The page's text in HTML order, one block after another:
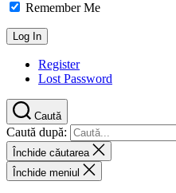
Remember Me
Register
Lost Password
Caută
Caută după:
Închide căutarea
Închide meniul